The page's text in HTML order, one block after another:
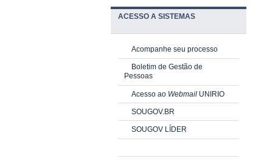
ACESSO A SISTEMAS
Acompanhe seu processo
Boletim de Gestão de
Pessoas
Acesso ao Webmail UNIRIO
SOUGOV.BR
SOUGOV LÍDER